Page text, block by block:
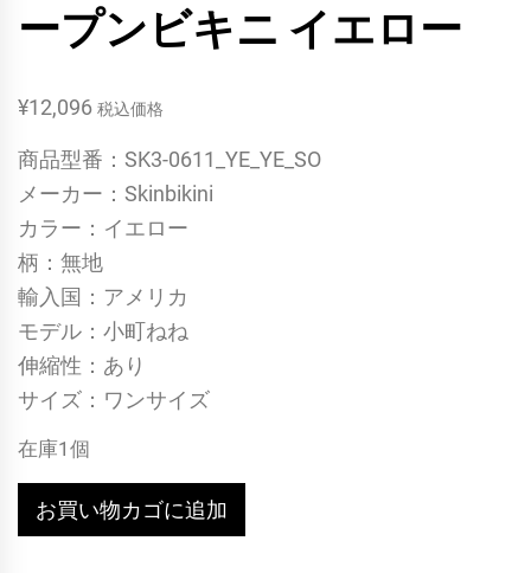
ープンビキニ イエロー
¥12,096 税込価格
商品型番：SK3-0611_YE_YE_SO
メーカー：Skinbikini
カラー：イエロー
柄：無地
輸入国：アメリカ
モデル：小町ねね
伸縮性：あり
サイズ：ワンサイズ
在庫1個
【日
本
お買い物カゴに追加